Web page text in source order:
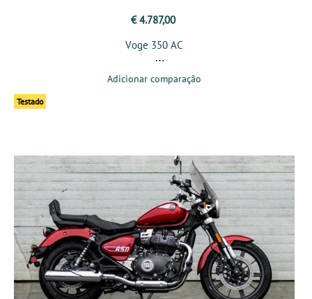
€ 4.787,00
Voge 350 AC
Adicionar comparação
Testado